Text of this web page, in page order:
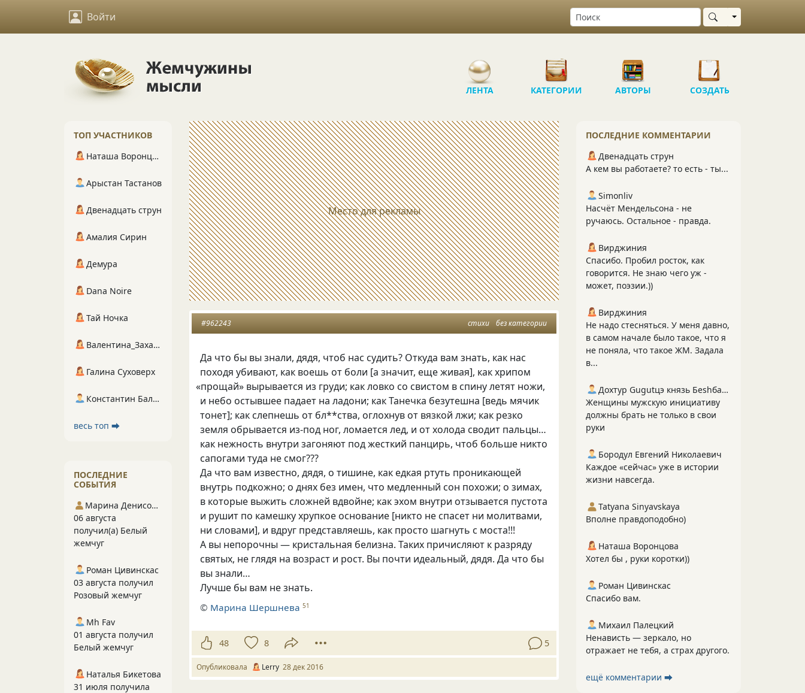
Войти Выбрать область
ЛЕНТА КАТЕГОРИИ АВТОРЫ СОЗДАТЬ
Место для рекламы
стихи без категории
#962243
Да что бы вы знали, дядя, чтоб нас судить? Откуда вам знать, как нас
походя убивают, как воешь от боли [а значит, еще живая], как хрипом
«прощай» вырывается из груди; как ловко со свистом в спину летят ножи,
и небо остывшее падает на ладони; как Танечка безутешна [ведь мячик
тонет]; как слепнешь от бл**ства, оглохнув от вязкой лжи; как резко
земля обрывается из-под ног, ломается лед, и от холода сводит пальцы…
как нежность внутри загоняют под жесткий панцирь, чтоб больше никто
сапогами туда не смог???
Да что вам известно, дядя, о тишине, как едкая ртуть проникающей
внутрь подкожно; о днях без имен, что медленный сон похожи; о зимах,
в которые выжить сложней вдвойне; как эхом внутри отзывается пустота
и рушит по камешку хрупкое основание [никто не спасет ни молитвами,
ни словами], и вдруг представляешь, как просто шагнуть с моста!!!
А вы непорочны — кристальная белизна. Таких причисляют к разряду
святых, не глядя на возраст и рост. Вы почти идеальный, дядя. Да что бы
вы знали…
Лучше бы вам не знать.
© Марина Шершнева 51
48 8 5
Опубликовала Lerry 28 дек 2016
ПОСЛЕДНИЕ КОММЕНТАРИИ
Двенадцать струн
А кем вы работаете? то есть - ты...
Simonliv
Насчёт Мендельсона - не
ручаюсь. Остальное - правда.
Вирджиния
Спасибо. Пробил росток, как
говорится. Не знаю чего уж -
может, поэзии.))
Вирджиния
Не надо стесняться. У меня давно,
в самом начале было такое, что я
не поняла, что такое ЖМ. Задала
в...
Дохтур Gugutцэ князь Беshбармакоff
Женщины мужскую инициативу
должны брать не только в свои
руки
Бородул Евгений Николаевич
Каждое «сейчас» уже в истории
жизни навсегда.
Tatyana Sinyavskaya
Вполне правдоподобно)
Наташа Воронцова
Хотел бы , руки коротки))
Роман Цивинскас
Спасибо вам.
Михаил Палецкий
Ненависть — зеркало, но
отражает не тебя, а страх другого.
ещё комментарии ⮕
ТОП УЧАСТНИКОВ
Наташа Воронцова
Арыстан Тастанов
Двенадцать струн
Амалия Сирин
Демура
Dana Noire
Тай Ночка
Валентина_Захарова
Галина Суховерх
Константин Балухта
весь топ ⮕
ПОСЛЕДНИЕ
СОБЫТИЯ
Марина Денисова 5
06 августа
получил(а) Белый
жемчуг
Роман Цивинскас
03 августа получил
Розовый жемчуг
Mh Fav
01 августа получил
Белый жемчуг
Наталья Бикетова
31 июля получила